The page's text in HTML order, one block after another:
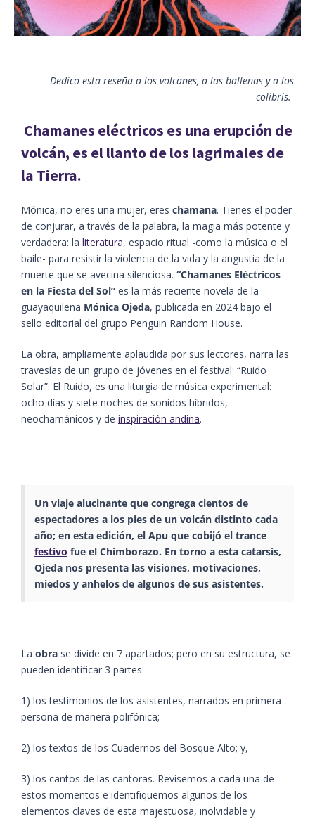
Dedico esta reseña a los volcanes, a las ballenas y a los
colibrís.
Chamanes eléctricos es una erupción de
volcán, es el llanto de los lagrimales de
la Tierra.
Mónica, no eres una mujer, eres chamana. Tienes el poder
de conjurar, a través de la palabra, la magia más potente y
verdadera: la literatura, espacio ritual -como la música o el
baile- para resistir la violencia de la vida y la angustia de la
muerte que se avecina silenciosa. “Chamanes Eléctricos
en la Fiesta del Sol” es la más reciente novela de la
guayaquileña Mónica Ojeda, publicada en 2024 bajo el
sello editorial del grupo Penguin Random House.
La obra, ampliamente aplaudida por sus lectores, narra las
travesías de un grupo de jóvenes en el festival: “Ruido
Solar”. El Ruido, es una liturgia de música experimental:
ocho días y siete noches de sonidos híbridos,
neochamánicos y de inspiración andina.
Un viaje alucinante que congrega cientos de
espectadores a los pies de un volcán distinto cada
año; en esta edición, el Apu que cobijó el trance
festivo fue el Chimborazo. En torno a esta catarsis,
Ojeda nos presenta las visiones, motivaciones,
miedos y anhelos de algunos de sus asistentes.
La obra se divide en 7 apartados; pero en su estructura, se
pueden identificar 3 partes:
1) los testimonios de los asistentes, narrados en primera
persona de manera polifónica;
2) los textos de los Cuadernos del Bosque Alto; y,
3) los cantos de las cantoras. Revisemos a cada una de
estos momentos e identifiquemos algunos de los
elementos claves de esta majestuosa, inolvidable y